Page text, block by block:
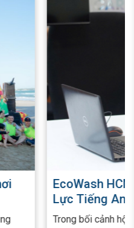
Khảo Sát Năng
Cho Cán Bộ
môi trường làm việc ngày